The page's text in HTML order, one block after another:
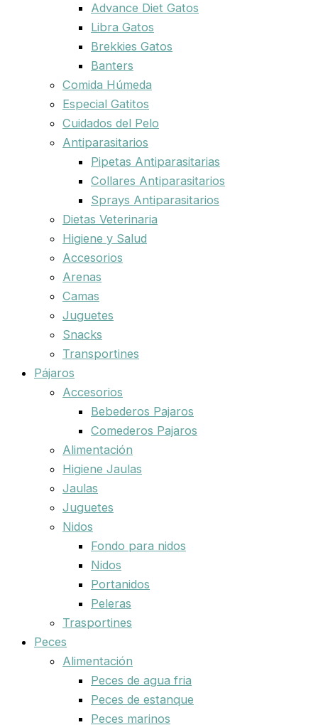
Advance Diet Gatos
Libra Gatos
Brekkies Gatos
Banters
Comida Húmeda
Especial Gatitos
Cuidados del Pelo
Antiparasitarios
Pipetas Antiparasitarias
Collares Antiparasitarios
Sprays Antiparasitarios
Dietas Veterinaria
Higiene y Salud
Accesorios
Arenas
Camas
Juguetes
Snacks
Transportines
Pájaros
Accesorios
Bebederos Pajaros
Comederos Pajaros
Alimentación
Higiene Jaulas
Jaulas
Juguetes
Nidos
Fondo para nidos
Nidos
Portanidos
Peleras
Trasportines
Peces
Alimentación
Peces de agua fria
Peces de estanque
Peces marinos